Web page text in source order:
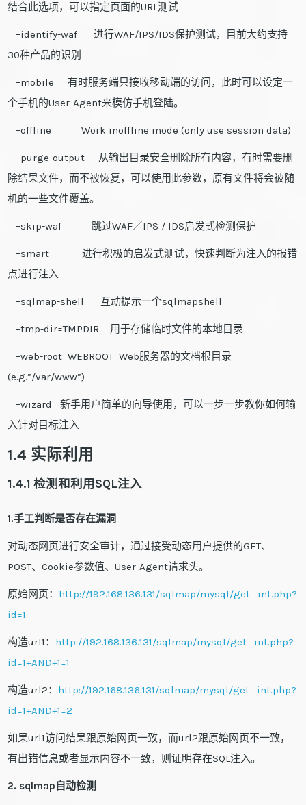
结合此选项，可以指定页面的URL测试
–identify-waf 进行WAF/IPS/IDS保护测试，目前大约支持
30种产品的识别
–mobile 有时服务端只接收移动端的访问，此时可以设定一
个手机的User-Agent来模仿手机登陆。
–offline Work inoffline mode (only use session data)
–purge-output 从输出目录安全删除所有内容，有时需要删
除结果文件，而不被恢复，可以使用此参数，原有文件将会被随
机的一些文件覆盖。
–skip-waf 跳过WAF／IPS / IDS启发式检测保护
–smart 进行积极的启发式测试，快速判断为注入的报错
点进行注入
–sqlmap-shell 互动提示一个sqlmapshell
–tmp-dir=TMPDIR 用于存储临时文件的本地目录
–web-root=WEBROOT Web服务器的文档根目录
(e.g.”/var/www”)
–wizard 新手用户简单的向导使用，可以一步一步教你如何输
入针对目标注入
1.4 实际利用
1.4.1 检测和利用SQL注入
1.手工判断是否存在漏洞
对动态网页进行安全审计，通过接受动态用户提供的GET、
POST、Cookie参数值、User-Agent请求头。
原始网页： http://192.168.136.131/sqlmap/mysql/get_int.php?
id=1
构造url1： http://192.168.136.131/sqlmap/mysql/get_int.php?
id=1+AND+1=1
构造url2： http://192.168.136.131/sqlmap/mysql/get_int.php?
id=1+AND+1=2
如果url1访问结果跟原始网页一致，而url2跟原始网页不一致，
有出错信息或者显示内容不一致，则证明存在SQL注入。
2. sqlmap自动检测